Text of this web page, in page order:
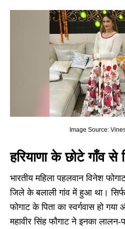
Image Source:
हरियाणा के छोटे गाँव से
भारतीय महिला पहलवान विनेश
जिले के बलाली गांव में हुआ था।
फोगाट के पिता का स्वर्गवास हो
महावीर सिंह फौगाट ने इनका लालन-